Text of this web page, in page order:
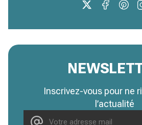
Inscrivez-vous pour ne
l’actualité